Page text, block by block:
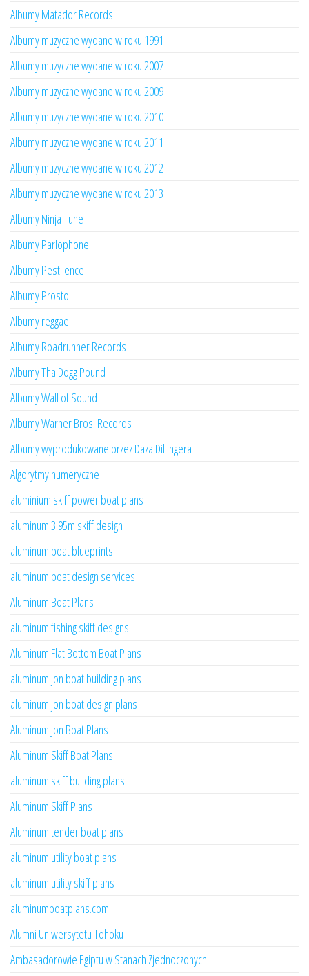
Albumy Matador Records
Albumy muzyczne wydane w roku 1991
Albumy muzyczne wydane w roku 2007
Albumy muzyczne wydane w roku 2009
Albumy muzyczne wydane w roku 2010
Albumy muzyczne wydane w roku 2011
Albumy muzyczne wydane w roku 2012
Albumy muzyczne wydane w roku 2013
Albumy Ninja Tune
Albumy Parlophone
Albumy Pestilence
Albumy Prosto
Albumy reggae
Albumy Roadrunner Records
Albumy Tha Dogg Pound
Albumy Wall of Sound
Albumy Warner Bros. Records
Albumy wyprodukowane przez Daza Dillingera
Algorytmy numeryczne
aluminium skiff power boat plans
aluminum 3.95m skiff design
aluminum boat blueprints
aluminum boat design services
Aluminum Boat Plans
aluminum fishing skiff designs
Aluminum Flat Bottom Boat Plans
aluminum jon boat building plans
aluminum jon boat design plans
Aluminum Jon Boat Plans
Aluminum Skiff Boat Plans
aluminum skiff building plans
Aluminum Skiff Plans
Aluminum tender boat plans
aluminum utility boat plans
aluminum utility skiff plans
aluminumboatplans.com
Alumni Uniwersytetu Tohoku
Ambasadorowie Egiptu w Stanach Zjednoczonych